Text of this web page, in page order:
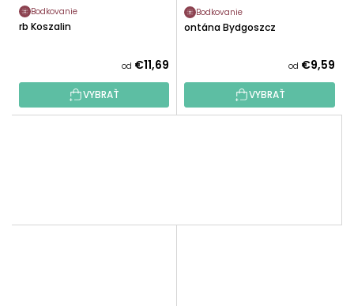
Bodkovanie
Erb Koszalin
od €11,69
VYBRAŤ
Bodkovanie
Fontána Bydgoszcz
od €9,59
VYBRAŤ